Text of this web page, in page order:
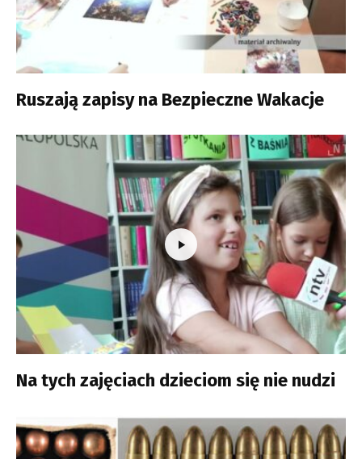
Ruszają zapisy na Bezpieczne Wakacje
Na tych zajęciach dzieciom się nie nudzi